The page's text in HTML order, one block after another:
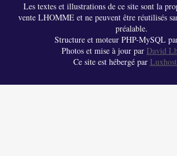
Les textes et illustrations de ce site sont la
vente LHOMME et ne peuvent être réutilisés
préalable.
Structure et moteur PHP-MySQL
Photos et mise à jour par David
Ce site est hébergé par